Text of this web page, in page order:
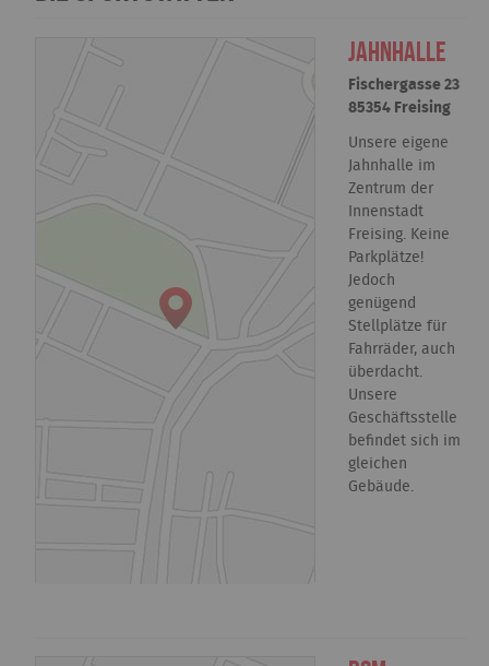
Jahnhalle
Fischergasse 23
85354 Freising
Unsere eigene
Jahnhalle im
Zentrum der
Innenstadt
Freising. Keine
Parkplätze!
Jedoch
genügend
Stellplätze für
Fahrräder, auch
überdacht.
Unsere
Geschäftsstelle
befindet sich im
gleichen
Gebäude.